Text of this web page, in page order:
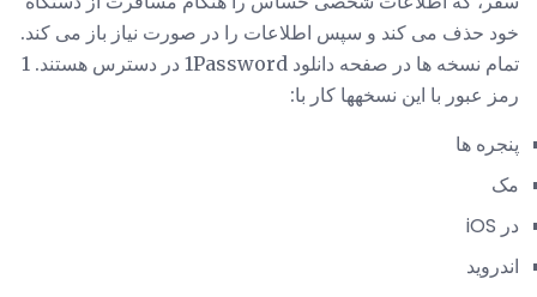
خود حذف می کند و سپس اطلاعات را در صورت نیاز باز می کند.
تمام نسخه ها در صفحه دانلود 1Password در دسترس هستند. 1
رمز عبور با این نسخهها کار با:
پنجره ها
مک
در iOS
اندروید